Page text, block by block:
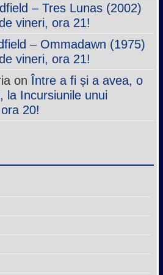
– Tres Lunas (2002)
vineri, ora 21!
– Ommadawn (1975)
vineri, ora 21!
onÎntre a fi și a avea, o
la Incursiunile unui
20!